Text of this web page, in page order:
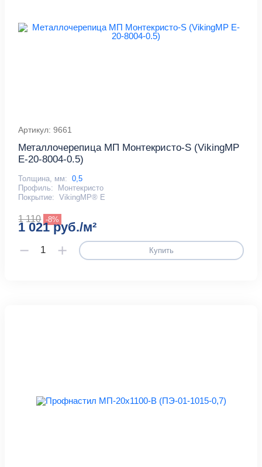
Артикул: 9661
Металлочерепица МП Монтекристо-S (VikingMP
E-20-8004-0.5)
Толщина, мм: 0,5
Профиль:
Монтекристо
Покрытие: VikingMP® E
1 110 -8%
1 021 руб./м²
Купить